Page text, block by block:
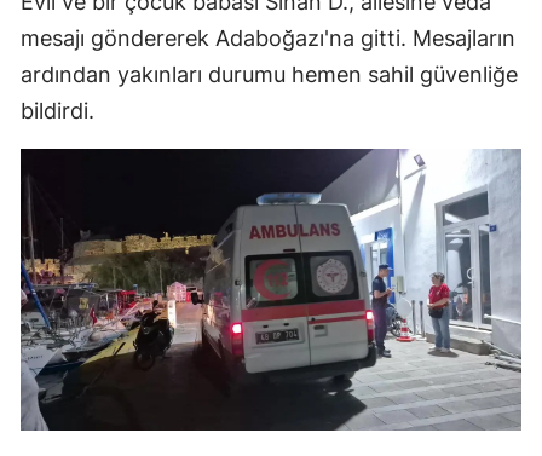
mesajı göndererek Adaboğazı'na gitti. Mesajların
ardından yakınları durumu hemen sahil güvenliğe
bildirdi.